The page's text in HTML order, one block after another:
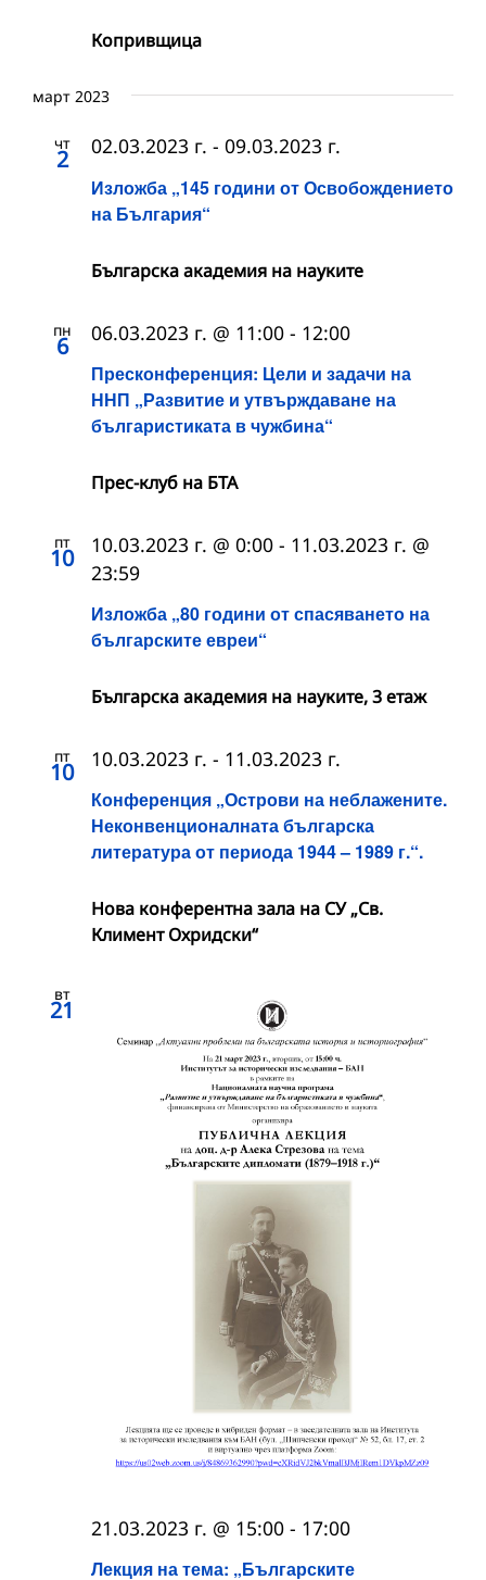
Копривщица
март 2023
чт
2
Изложба „145 години от Освобождението
на България“
02.03.2023 г. - 09.03.2023 г.
Българска академия на науките
пн
6
Пресконференция: Цели и задачи на
ННП „Развитие и утвърждаване на
българистиката в чужбина“
06.03.2023 г. @ 11:00 - 12:00
Прес-клуб на БТА
пт
10
Изложба „80 години от спасяването на
българските евреи“
10.03.2023 г. @ 0:00 - 11.03.2023 г. @
23:59
Българска академия на науките, 3 етаж
пт
10
Конференция „Острови на неблажените.
Неконвенционалната българска
литература от периода 1944 – 1989 г.“.
10.03.2023 г. - 11.03.2023 г.
Нова конферентна зала на СУ „Св.
Климент Охридски“
вт
21
Лекция на тема: „Българските
21.03.2023 г. @ 15:00 - 17:00